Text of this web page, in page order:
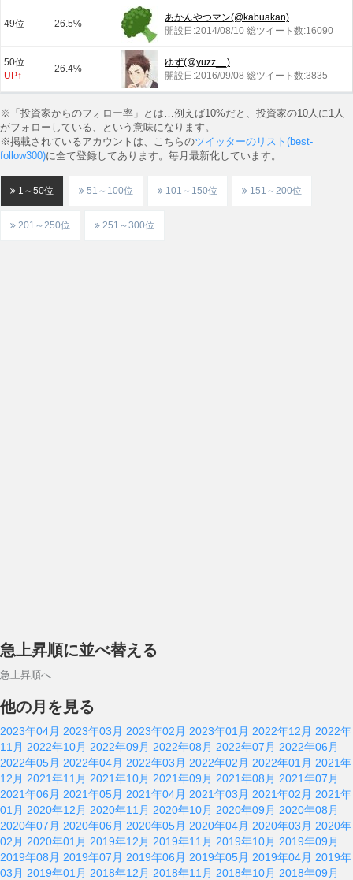
49位 26.5%
あかんやつマン(@kabuakan)
開設日:2014/08/10 総ツイート数:16090
50位
UP↑
26.4%
ゆず(@yuzz__)
開設日:2016/09/08 総ツイート数:3835
※「投資家からのフォロー率」とは…例えば10%だと、投資家の10人に1人
がフォローしている、という意味になります。
※掲載されているアカウントは、こちらのツイッターのリスト(best-
follow300)に全て登録してあります。毎月最新化しています。
1～50位 51～100位 101～150位 151～200位
201～250位 251～300位
急上昇順に並べ替える
急上昇順へ
他の月を見る
2023年04月 2023年03月 2023年02月 2023年01月 2022年12月 2022年
11月 2022年10月 2022年09月 2022年08月 2022年07月 2022年06月
2022年05月 2022年04月 2022年03月 2022年02月 2022年01月 2021年
12月 2021年11月 2021年10月 2021年09月 2021年08月 2021年07月
2021年06月 2021年05月 2021年04月 2021年03月 2021年02月 2021年
01月 2020年12月 2020年11月 2020年10月 2020年09月 2020年08月
2020年07月 2020年06月 2020年05月 2020年04月 2020年03月 2020年
02月 2020年01月 2019年12月 2019年11月 2019年10月 2019年09月
2019年08月 2019年07月 2019年06月 2019年05月 2019年04月 2019年
03月 2019年01月 2018年12月 2018年11月 2018年10月 2018年09月